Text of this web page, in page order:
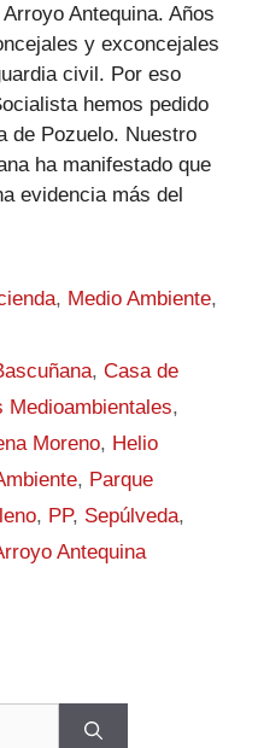
Antequina. Años
y exconcejales
civil. Por eso
hemos pedido
de Pozuelo. Nuestro
ha manifestado que
evidencia más del
, Medio Ambiente,
,Casa de
Medioambientales,
Moreno, Helio
, Parque
, PP, Sepúlveda,
Antequina